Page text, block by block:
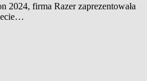
2024, firma Razer zaprezentowała